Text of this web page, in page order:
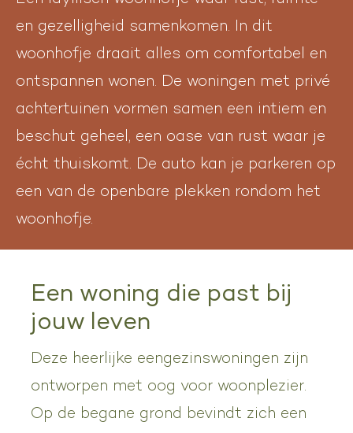
en gezelligheid samenkomen. In dit
woonhofje draait alles om comfortabel en
ontspannen wonen. De woningen met privé
achtertuinen vormen samen een intiem en
beschut geheel, een oase van rust waar je
écht thuiskomt. De auto kan je parkeren op
een van de openbare plekken rondom het
woonhofje.
Een woning die past bij
jouw leven
Deze heerlijke eengezinswoningen zijn
ontworpen met oog voor woonplezier.
Op de begane grond bevindt zich een